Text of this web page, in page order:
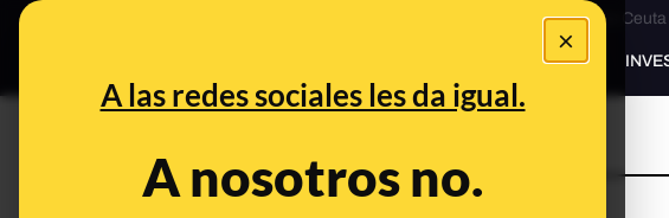
×
A las redes sociales les da igual.
A nosotros no.
Especial Ceuta•Bulos Ceuta
PREBUNKING